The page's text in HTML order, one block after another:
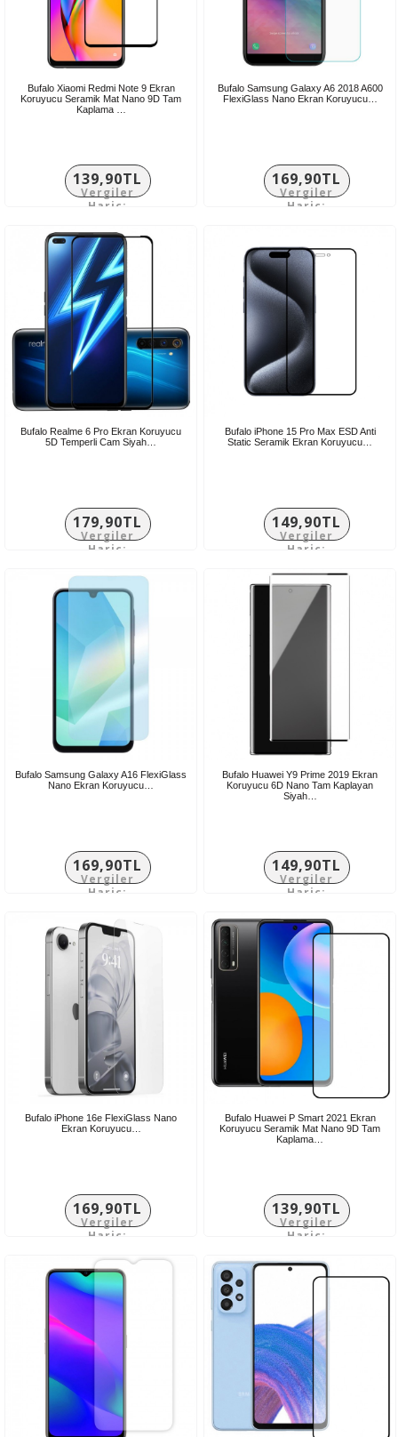
Bufalo Xiaomi Redmi Note 9 Ekran
Koruyucu Seramik Mat Nano 9D Tam
Kaplama …
139,90TL
Vergiler
Hariç:
Bufalo Samsung Galaxy A6 2018 A600
FlexiGlass Nano Ekran Koruyucu…
169,90TL
Vergiler
Hariç:
Bufalo Realme 6 Pro Ekran Koruyucu
5D Temperli Cam Siyah…
179,90TL
Vergiler
Hariç:
Bufalo iPhone 15 Pro Max ESD Anti
Static Seramik Ekran Koruyucu…
149,90TL
Vergiler
Hariç:
Bufalo Samsung Galaxy A16 FlexiGlass
Nano Ekran Koruyucu…
169,90TL
Vergiler
Hariç:
Bufalo Huawei Y9 Prime 2019 Ekran
Koruyucu 6D Nano Tam Kaplayan
Siyah…
149,90TL
Vergiler
Hariç:
Bufalo iPhone 16e FlexiGlass Nano
Ekran Koruyucu…
169,90TL
Vergiler
Hariç:
Bufalo Huawei P Smart 2021 Ekran
Koruyucu Seramik Mat Nano 9D Tam
Kaplama…
139,90TL
Vergiler
Hariç: